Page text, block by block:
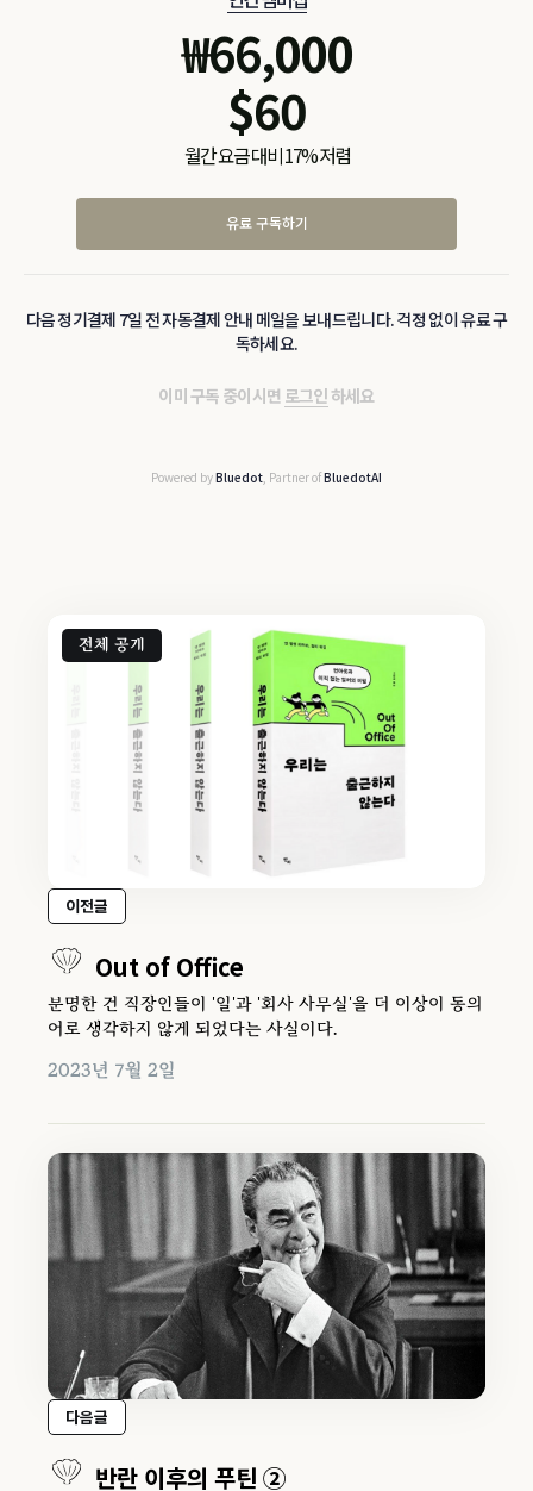
₩66,000
$60
월간 요금 대비 17% 저렴
유료 구독하기
다음 정기결제 7일 전 자동결제 안내 메일을 보내드립니다. 걱정 없이 유료 구
독하세요.
이미 구독 중이시면 로그인 하세요
Powered byBluedot, Partner ofBluedotAI
전체 공개
이전글
Out of Office
분명한 건 직장인들이 '일'과 '회사 사무실'을 더 이상이 동의
어로 생각하지 않게 되었다는 사실이다.
2023년 7월 2일
다음글
반란 이후의 푸틴 ②